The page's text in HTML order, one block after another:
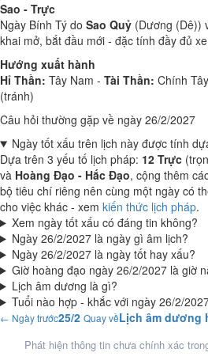
Sao - Trực
Ngày Bính Tý do Sao Quỷ (Dương (Dê))
khai mở, bắt đầu mới - đặc tính đầy đủ
Hướng xuất hành
Hỉ Thần: Tây Nam - Tài Thần: Chính
(tránh)
Câu hỏi thường gặp về ngày 26/2/2027
Ngày tốt xấu trên lịch này được tính
Dựa trên 3 yếu tố lịch pháp: 12 Trực
và Hoàng Đạo - Hắc Đạo, cộng thêm
bộ tiêu chí riêng nên cùng một ngày có
cho việc khác - xem kiến thức lịch pháp.
Xem ngày tốt xấu có đáng tin không?
Ngày 26/2/2027 là ngày gì âm lịch?
Ngày 26/2/2027 là ngày tốt hay xấu?
Giờ hoàng đạo ngày 26/2/2027 là giờ
Lịch âm dương là gì?
Tuổi nào hợp - khắc với ngày 26/2/
← Ngày trước25/2 Quay vềLịch âm dương
Phát hiện thông tin chưa chính xác